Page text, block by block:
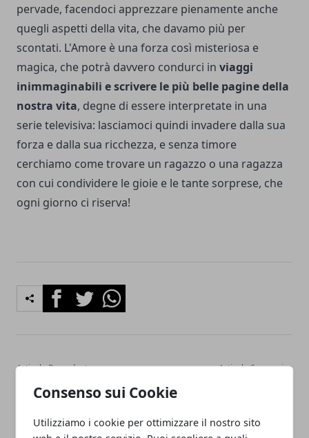
Consenso sui Cookie
Utilizziamo i cookie per ottimizzare il nostro sito
pervade, facendoci apprezzare pienamente anche
quegli aspetti della vita, che davamo più per
scontati. L'Amore è una forza così misteriosa e
magica, che potrà davvero condurci in viaggi
inimmaginabili e scrivere le più belle pagine della
nostra vita, degne di essere interpretate in una
serie televisiva: lasciamoci quindi invadere dalla sua
forza e dalla sua ricchezza, e senza timore
cerchiamo come trovare un ragazzo o una ragazza
con cui condividere le gioie e le tante sorprese, che
ogni giorno ci riserva!
FacebookTwitterWhatsapp
Articolo Precedente
I vari tipi di droni e il loro
impiego, parte uno
Articolo Successivo
coi devices